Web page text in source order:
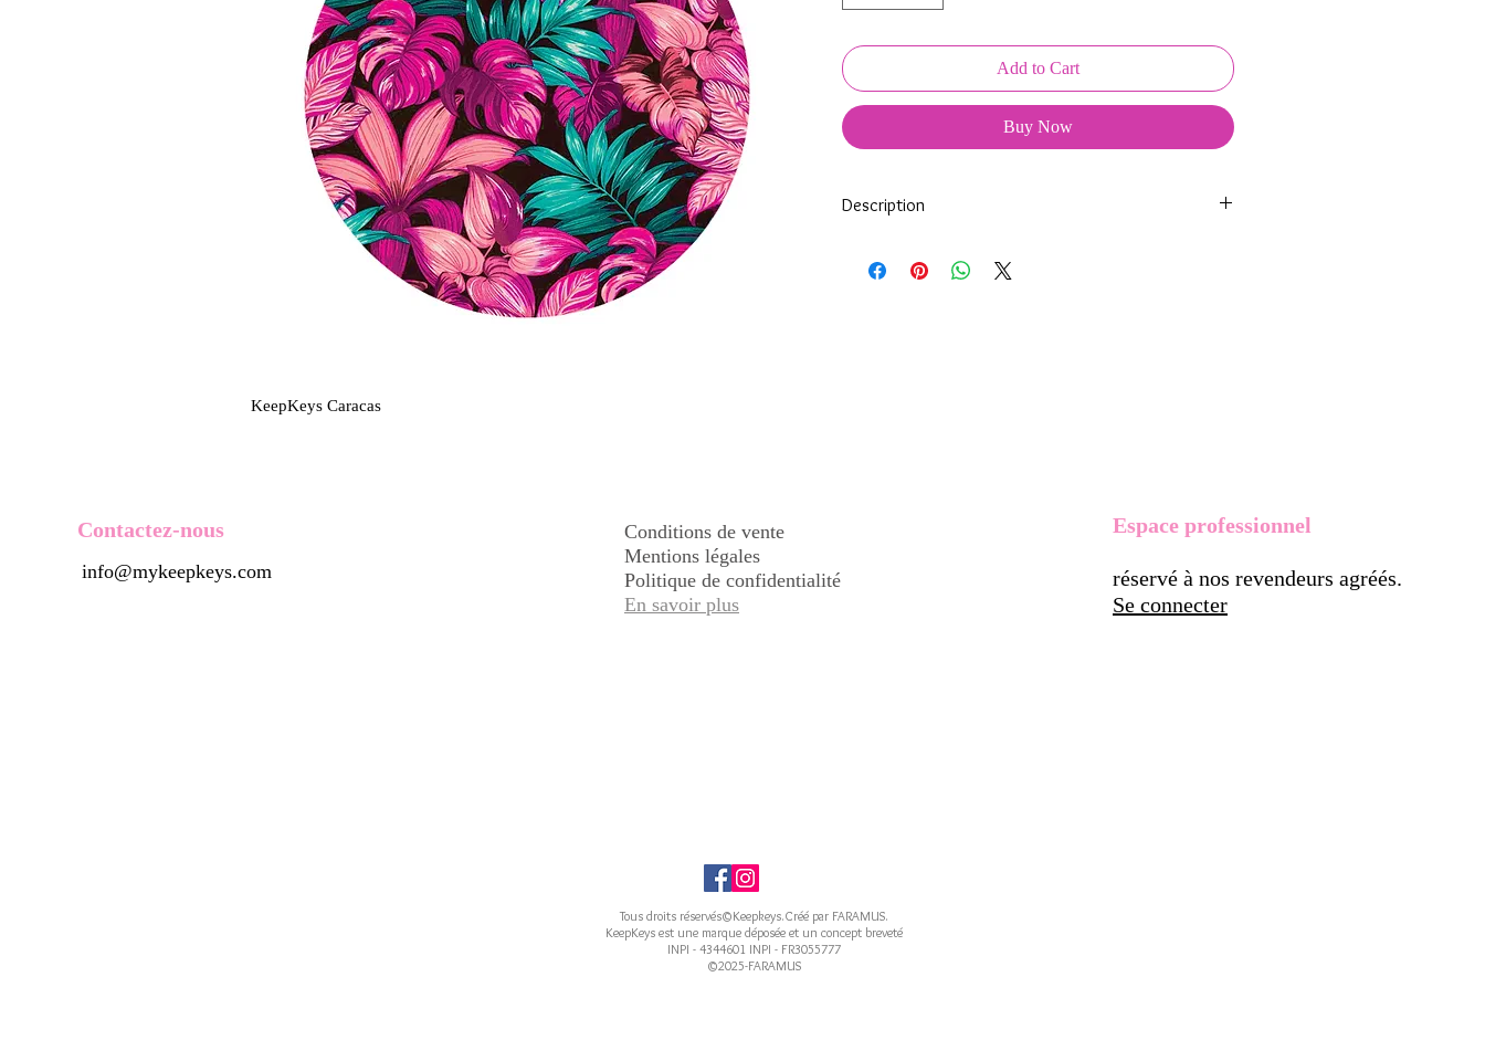
KeepKeys Caracas
Add to Cart
Buy Now
Description
nos soins.
Contactez-nous
info@mykeepkeys.com
Conditions de vente
Mentions légales
Politique de confidentialité
En savoir plus
Espace professionnel
réservé à nos revendeurs agréés.
Se connecter
Tous droits réservés©Keepkeys.Créé par FARAMUS.
KeepKeys est une marque déposée et un concept breveté
INPI - 4344601 INPI - FR3055777
©2025-FARAMUS